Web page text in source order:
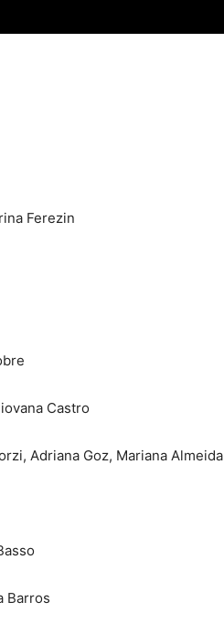
Ferezin
Castro
Adriana Goz, Mariana Almeida
Barros